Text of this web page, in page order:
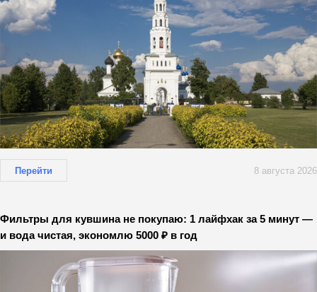
Перейти 8 августа 2026
Фильтры для кувшина не покупаю: 1 лайфхак за 5 минут —
и вода чистая, экономлю 5000 ₽ в год